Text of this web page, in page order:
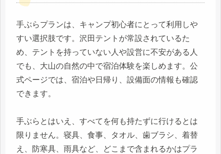
手ぶらプランは、キャンプ初心者にとって利用しや
すい選択肢です。沢田テントが常設されているた
め、テントを持っていない人や設営に不安がある人
でも、大山の自然の中で宿泊体験を楽しめます。公
式ページでは、宿泊や日帰り、設備面の情報も確認
できます。
手ぶらとはいえ、すべてを何も持たずに行けるとは
限りません。寝具、食事、タオル、歯ブラシ、着替
え、防寒具、雨具など、どこまで含まれるかはプラ